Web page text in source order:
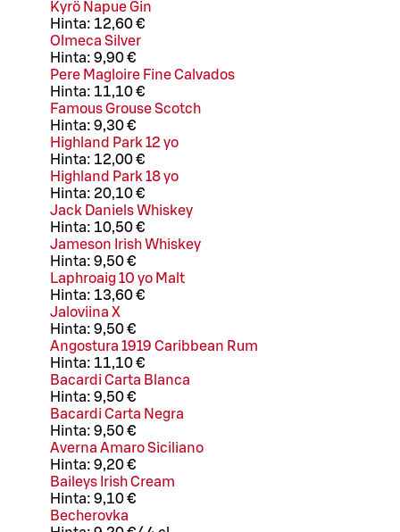
Kyrö Napue Gin
Hinta: 12,60 €
Olmeca Silver
Hinta: 9,90 €
Pere Magloire Fine Calvados
Hinta: 11,10 €
Famous Grouse Scotch
Hinta: 9,30 €
Highland Park 12 yo
Hinta: 12,00 €
Highland Park 18 yo
Hinta: 20,10 €
Jack Daniels Whiskey
Hinta: 10,50 €
Jameson Irish Whiskey
Hinta: 9,50 €
Laphroaig 10 yo Malt
Hinta: 13,60 €
Jaloviina X
Hinta: 9,50 €
Angostura 1919 Caribbean Rum
Hinta: 11,10 €
Bacardi Carta Blanca
Hinta: 9,50 €
Bacardi Carta Negra
Hinta: 9,50 €
Averna Amaro Siciliano
Hinta: 9,20 €
Baileys Irish Cream
Hinta: 9,10 €
Becherovka